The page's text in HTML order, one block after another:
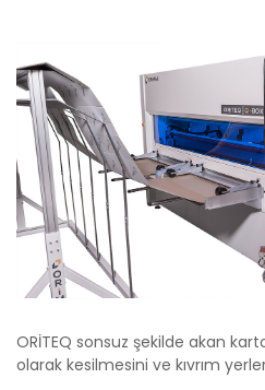
ORİTEQ sonsuz şekilde akan
olarak kesilmesini ve kıvrım